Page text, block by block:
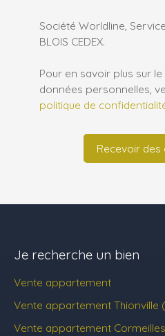
Société Worldline, Service
BLOIS CEDEX.
Pour en savoir plus sur
données personnelles,
politique de
Recevoir des
Je recherche un bien
Vente appartement
Vente appartement Thionville
Vente appartement